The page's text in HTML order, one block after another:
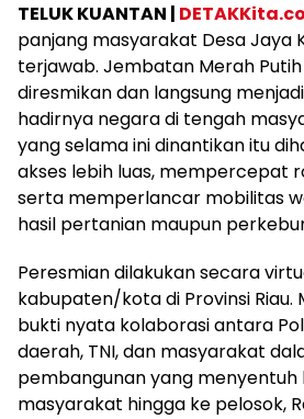
TELUK KUANTAN |
panjang masyarakat Desa Jaya
terjawab. Jembatan Merah Putih
diresmikan dan langsung
hadirnya negara di tengah
yang selama ini dinantikan itu
akses lebih luas, mempercepat
serta memperlancar mobilitas
hasil pertanian maupun
Peresmian dilakukan secara
kabupaten/kota di Provinsi Riau.
bukti nyata kolaborasi antara
daerah, TNI, dan masyarakat
pembangunan yang menyentuh
masyarakat hingga ke pelosok,